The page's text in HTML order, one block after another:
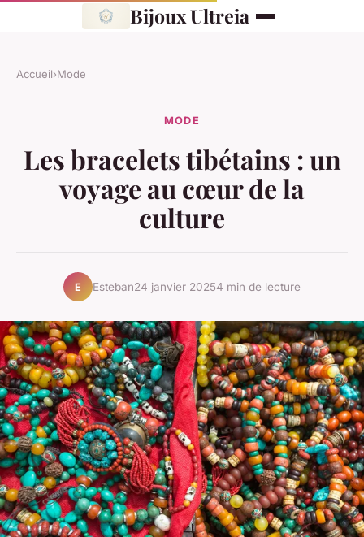
Bijoux Ultreia
Accueil›Mode
MODE
Les bracelets tibétains : un
voyage au cœur de la
culture
E Esteban24 janvier 20254 min de lecture